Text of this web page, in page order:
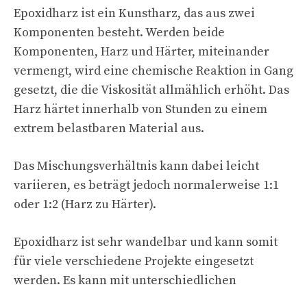
Epoxidharz ist ein Kunstharz, das aus zwei
Komponenten besteht. Werden beide
Komponenten, Harz und Härter, miteinander
vermengt, wird eine chemische Reaktion in Gang
gesetzt, die die Viskosität allmählich erhöht. Das
Harz härtet innerhalb von Stunden zu einem
extrem belastbaren Material aus.
Das Mischungsverhältnis kann dabei leicht
variieren, es beträgt jedoch normalerweise 1:1
oder 1:2 (Harz zu Härter).
Epoxidharz ist sehr wandelbar und kann somit
für viele verschiedene Projekte eingesetzt
werden. Es kann mit unterschiedlichen